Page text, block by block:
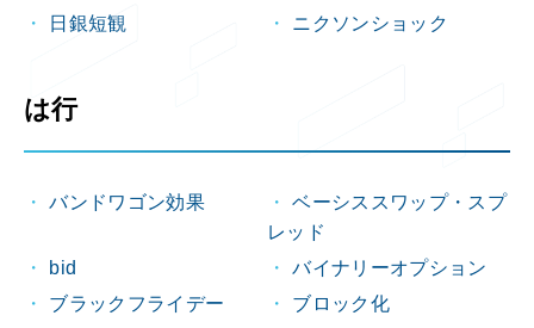
日銀短観
ニクソンショック
は行
バンドワゴン効果
ベーシススワップ・スプ
レッド
bid
バイナリーオプション
ブラックフライデー
ブロック化